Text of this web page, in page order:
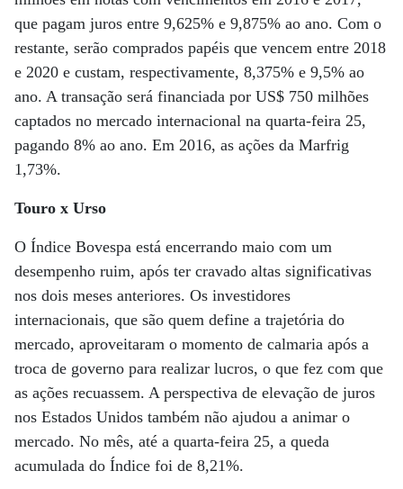
que pagam juros entre 9,625% e 9,875% ao ano. Com o
restante, serão comprados papéis que vencem entre 2018
e 2020 e custam, respectivamente, 8,375% e 9,5% ao
ano. A transação será financiada por US$ 750 milhões
captados no mercado internacional na quarta-feira 25,
pagando 8% ao ano. Em 2016, as ações da Marfrig
1,73%.
Touro x Urso
O Índice Bovespa está encerrando maio com um
desempenho ruim, após ter cravado altas significativas
nos dois meses anteriores. Os investidores
internacionais, que são quem define a trajetória do
mercado, aproveitaram o momento de calmaria após a
troca de governo para realizar lucros, o que fez com que
as ações recuassem. A perspectiva de elevação de juros
nos Estados Unidos também não ajudou a animar o
mercado. No mês, até a quarta-feira 25, a queda
acumulada do Índice foi de 8,21%.